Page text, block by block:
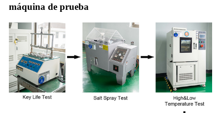
máquina de prueba